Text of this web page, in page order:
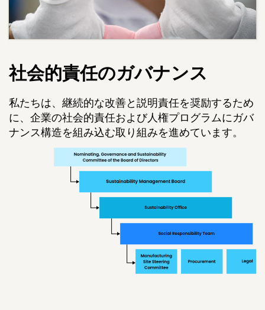
社会的責任のガバナンス
私たちは、継続的な改善と説明責任を奨励するため
に、企業の社会的責任および人権プログラムにガバ
ナンス構造を組み込む取り組みを進めています。